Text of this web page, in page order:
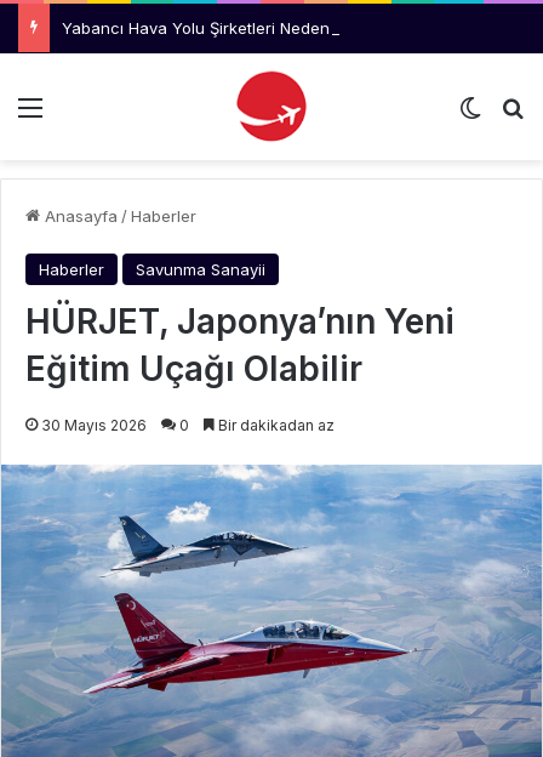
Menü Dış
Anasayfa /Haberler
Haberler Savunma Sanayii
HÜRJET, Japonya’nın Yeni
Eğitim Uçağı Olabilir
30 Mayıs 2026 0 Bir dakikadan az